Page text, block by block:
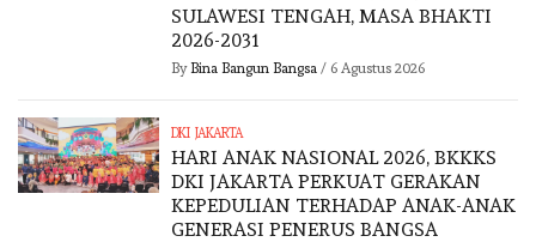
SULAWESI TENGAH, MASA BHAKTI
2026-2031
By Bina Bangun Bangsa/ 6 Agustus 2026
DKI JAKARTA
HARI ANAK NASIONAL 2026, BKKKS
DKI JAKARTA PERKUAT GERAKAN
KEPEDULIAN TERHADAP ANAK-ANAK
GENERASI PENERUS BANGSA